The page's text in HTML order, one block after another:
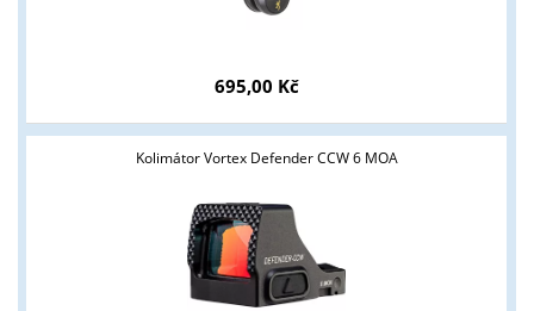
695,00 Kč
Kolimátor Vortex Defender CCW 6 MOA